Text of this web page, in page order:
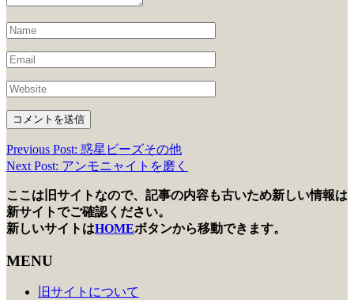
投
稿
ナ
ビ
ゲ
Previous Post: 惑星ビーズその他
Next Post: アンモニャイトを磨く
ここは旧サイトなので、記事の内容も古いため新しい情報は
新サイトでご確認ください。
新しいサイトはHOMEボタンから移動できます。
MENU
旧サイトについて